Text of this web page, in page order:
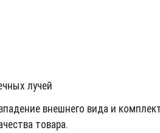
лучей
внешнего вида и
товара.